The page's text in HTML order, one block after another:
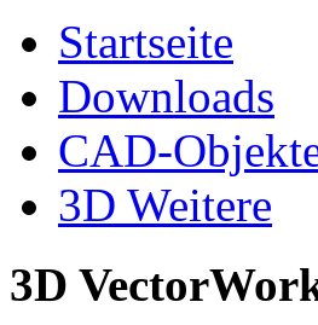
Startseite
Downloads
CAD-
3D Weitere
3D